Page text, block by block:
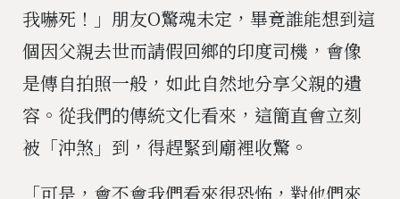
我嚇死！」朋友O驚魂未定，畢竟誰能想到這
個因父親去世而請假回鄉的印度司機，會像
是傳自拍照一般，如此自然地分享父親的遺
容。從我們的傳統文化看來，這簡直會立刻
被「沖煞」到，得趕緊到廟裡收驚。
「可是，會不會我們看來很恐怖，對他們來